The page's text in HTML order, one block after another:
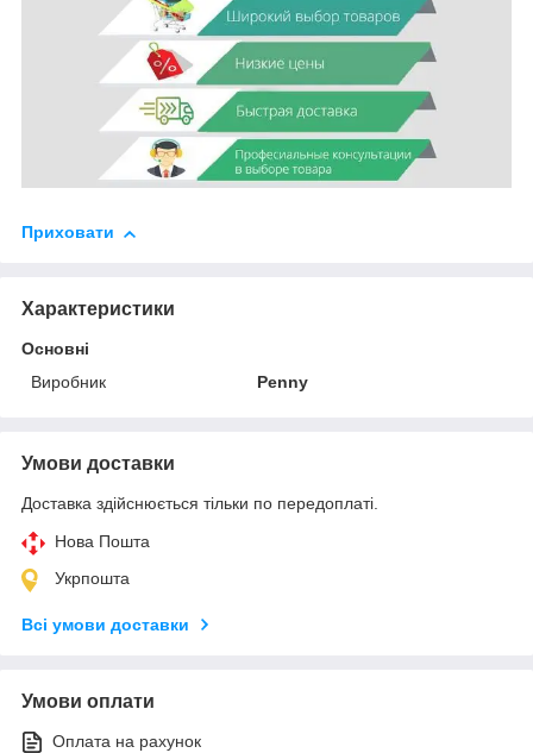
Приховати
Характеристики
Основні
Виробник
Penny
Умови доставки
Доставка здійснюється тільки по передоплаті.
Нова Пошта
Укрпошта
Всі умови доставки
Умови оплати
Оплата на рахунок